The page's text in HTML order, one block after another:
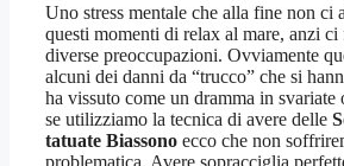
Uno stress mentale che alla fine non ci
questi momenti di relax al mare, anzi ci
diverse preoccupazioni. Ovviamente
alcuni dei danni da “trucco” che si
ha vissuto come un dramma in svariate
se utilizziamo la tecnica di avere delle
tatuate Biassono ecco che non
problematica. Avere sopracciglia